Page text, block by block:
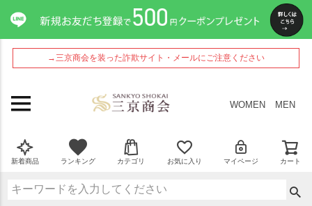
→三京商会を装った詐欺サイト・メールにご注意ください
WOMEN MEN
新着商品 ランキング カテゴリ お気に入り マイページ カート
ペー
ジト
ップ
へ